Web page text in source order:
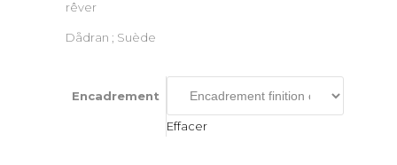
rêver
Dådran ; Suède
Encadrement
Effacer